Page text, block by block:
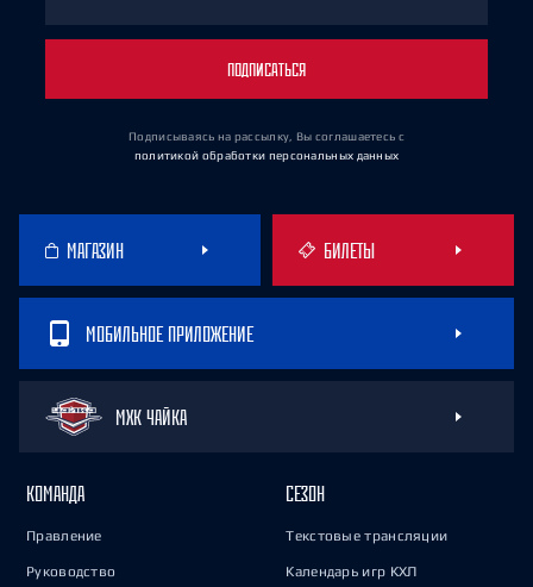
ПОДПИСАТЬСЯ
Подписываясь на рассылку, Вы соглашаетесь с
политикой обработки персональных данных
МАГАЗИН БИЛЕТЫ
МОБИЛЬНОЕ ПРИЛОЖЕНИЕ
МХК ЧАЙКА
КОМАНДА
Правление
Руководство
СЕЗОН
Текстовые трансляции
Календарь игр КХЛ